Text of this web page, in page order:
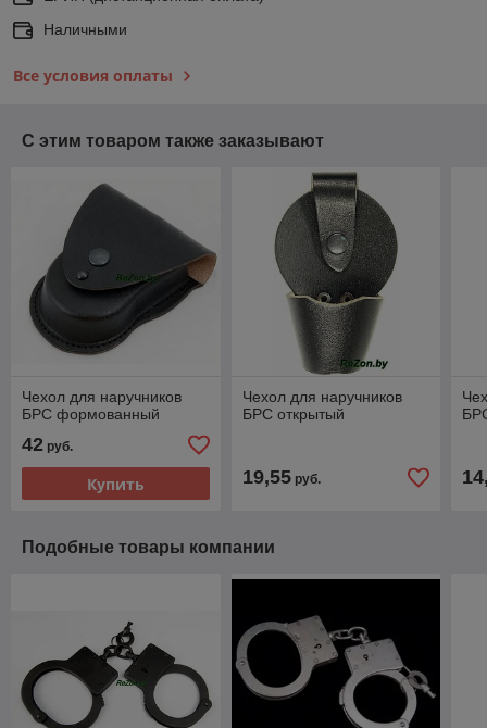
Наличными
Все условия оплаты
С этим товаром также заказывают
Чехол для наручников
БРС формованный
42 руб.
Купить
Чехол для наручников
БРС открытый
19,55руб.
Подобные товары компании